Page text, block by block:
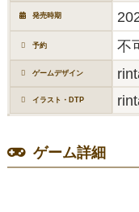
発売時期
予約 不
ゲームデザイン
イラスト・DTP
ゲーム詳細